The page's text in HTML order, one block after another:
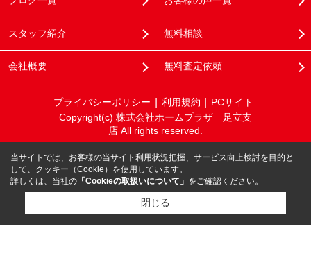
スタッフ紹介
会社概要
無料相談
無料査定依頼
プライバシーポリシー 利用規約
PCサイト
Copyright(c) 株式会社ホームプラザ 足立支
店 All rights reserved.
当サイトでは、お客様の当サイト利用状況把握、サービス向上検討を目的と
して、クッキー（Cookie）を使用しています。
詳しくは、当社の 「Cookieの取扱いについて」 をご確認ください。
閉じる